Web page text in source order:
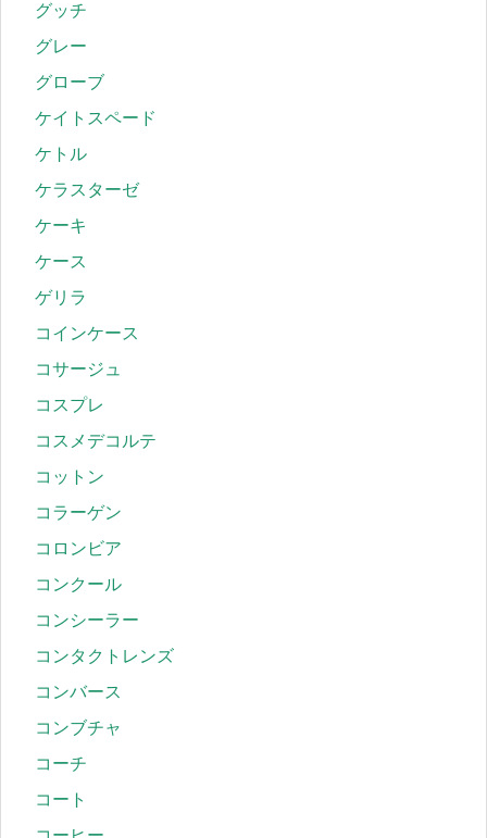
グッチ
グレー
グローブ
ケイトスペード
ケトル
ケラスターゼ
ケーキ
ケース
ゲリラ
コインケース
コサージュ
コスプレ
コスメデコルテ
コットン
コラーゲン
コロンビア
コンクール
コンシーラー
コンタクトレンズ
コンバース
コンブチャ
コーチ
コート